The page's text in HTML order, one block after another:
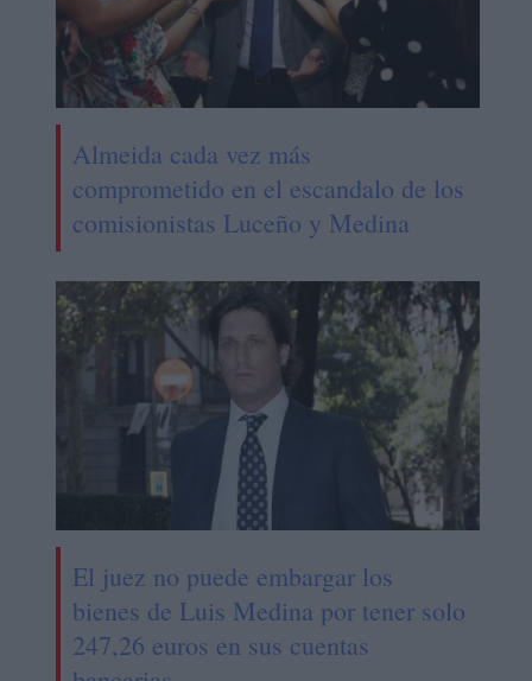
Almeida cada vez más
comprometido en el escandalo de los
comisionistas Luceño y Medina
El juez no puede embargar los
bienes de Luis Medina por tener solo
247,26 euros en sus cuentas